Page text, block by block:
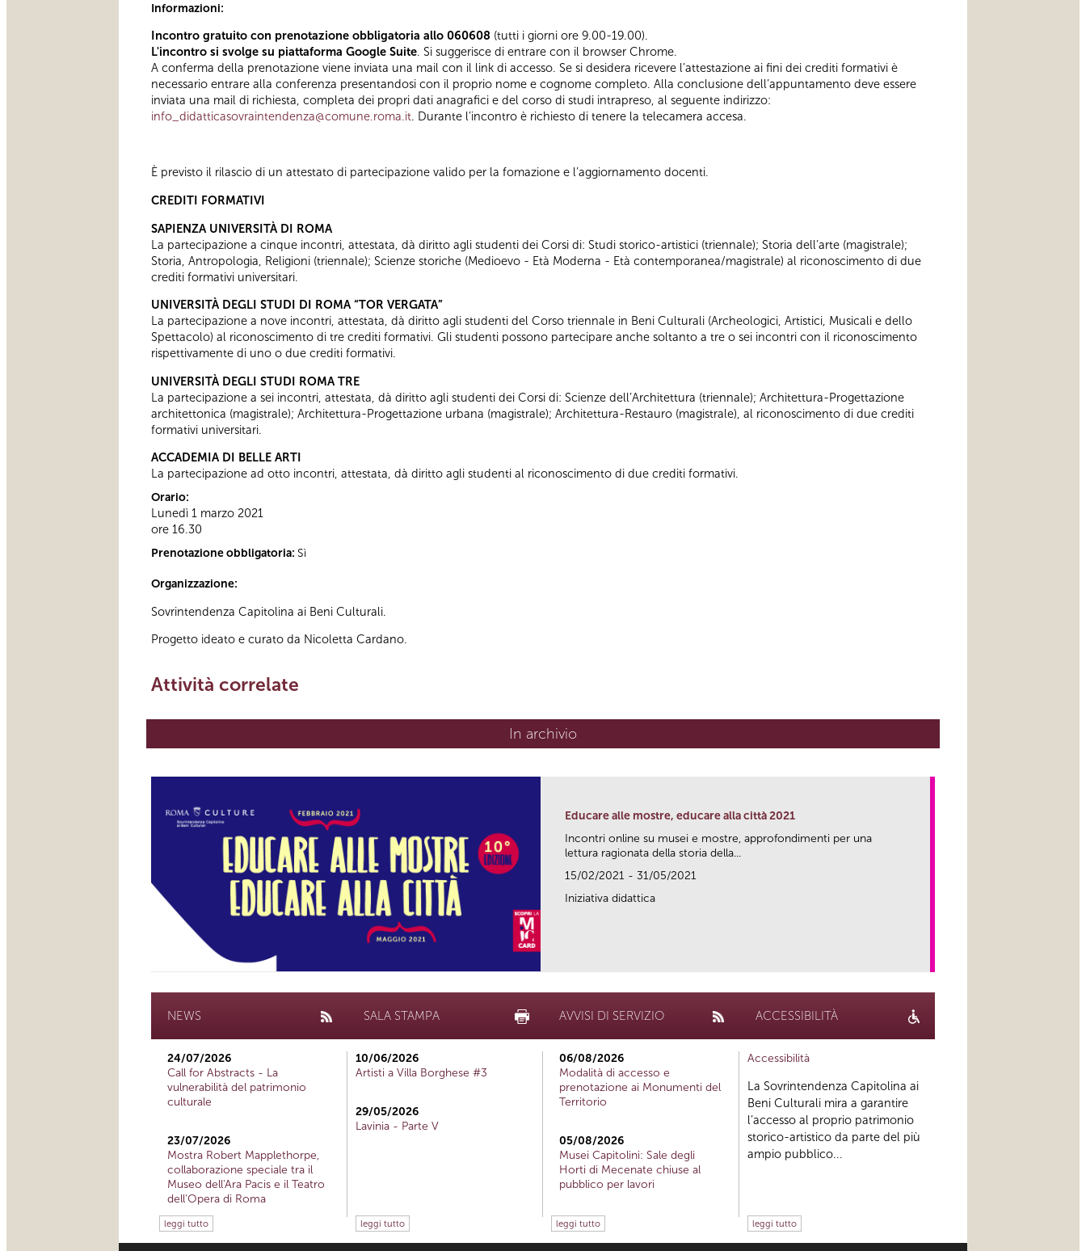
Informazioni:
Incontro gratuito con prenotazione obbligatoria allo 060608 (tutti i giorni ore 9.00-19.00).
L'incontro si svolge su piattaforma Google Suite. Si suggerisce di entrare con il browser Chrome.
A conferma della prenotazione viene inviata una mail con il link di accesso. Se si desidera ricevere l’attestazione ai fini dei crediti formativi è
necessario entrare alla conferenza presentandosi con il proprio nome e cognome completo. Alla conclusione dell’appuntamento deve essere
inviata una mail di richiesta, completa dei propri dati anagrafici e del corso di studi intrapreso, al seguente indirizzo:
info_didatticasovraintendenza@comune.roma.it. Durante l’incontro è richiesto di tenere la telecamera accesa.
È previsto il rilascio di un attestato di partecipazione valido per la fomazione e l’aggiornamento docenti.
CREDITI FORMATIVI
SAPIENZA UNIVERSITÀ DI ROMA
La partecipazione a cinque incontri, attestata, dà diritto agli studenti dei Corsi di: Studi storico-artistici (triennale); Storia dell’arte (magistrale);
Storia, Antropologia, Religioni (triennale); Scienze storiche (Medioevo - Età Moderna - Età contemporanea/magistrale) al riconoscimento di due
crediti formativi universitari.
UNIVERSITÀ DEGLI STUDI DI ROMA “TOR VERGATA”
La partecipazione a nove incontri, attestata, dà diritto agli studenti del Corso triennale in Beni Culturali (Archeologici, Artistici, Musicali e dello
Spettacolo) al riconoscimento di tre crediti formativi. Gli studenti possono partecipare anche soltanto a tre o sei incontri con il riconoscimento
rispettivamente di uno o due crediti formativi.
UNIVERSITÀ DEGLI STUDI ROMA TRE
La partecipazione a sei incontri, attestata, dà diritto agli studenti dei Corsi di: Scienze dell’Architettura (triennale); Architettura-Progettazione
architettonica (magistrale); Architettura-Progettazione urbana (magistrale); Architettura-Restauro (magistrale), al riconoscimento di due crediti
formativi universitari.
ACCADEMIA DI BELLE ARTI
La partecipazione ad otto incontri, attestata, dà diritto agli studenti al riconoscimento di due crediti formativi.
Orario:
Lunedì 1 marzo 2021
ore 16.30
Prenotazione obbligatoria: Sì
Organizzazione:
Sovrintendenza Capitolina ai Beni Culturali.
Progetto ideato e curato da Nicoletta Cardano.
Attività correlate
In archivio
Educare alle mostre, educare alla città 2021
Incontri online su musei e mostre, approfondimenti per una
lettura ragionata della storia della...
15/02/2021 - 31/05/2021
Iniziativa didattica
NEWS
24/07/2026
Call for Abstracts - La
vulnerabilità del patrimonio
culturale
23/07/2026
Mostra Robert Mapplethorpe,
collaborazione speciale tra il
Museo dell'Ara Pacis e il Teatro
dell'Opera di Roma
leggi tutto
SALA STAMPA
10/06/2026
Artisti a Villa Borghese #3
29/05/2026
Lavinia - Parte V
leggi tutto
AVVISI DI SERVIZIO
06/08/2026
Modalità di accesso e
prenotazione ai Monumenti del
Territorio
05/08/2026
Musei Capitolini: Sale degli
Horti di Mecenate chiuse al
pubblico per lavori
leggi tutto
ACCESSIBILITÀ
Accessibilità
La Sovrintendenza Capitolina ai
Beni Culturali mira a garantire
l’accesso al proprio patrimonio
storico-artistico da parte del più
ampio pubblico...
leggi tutto